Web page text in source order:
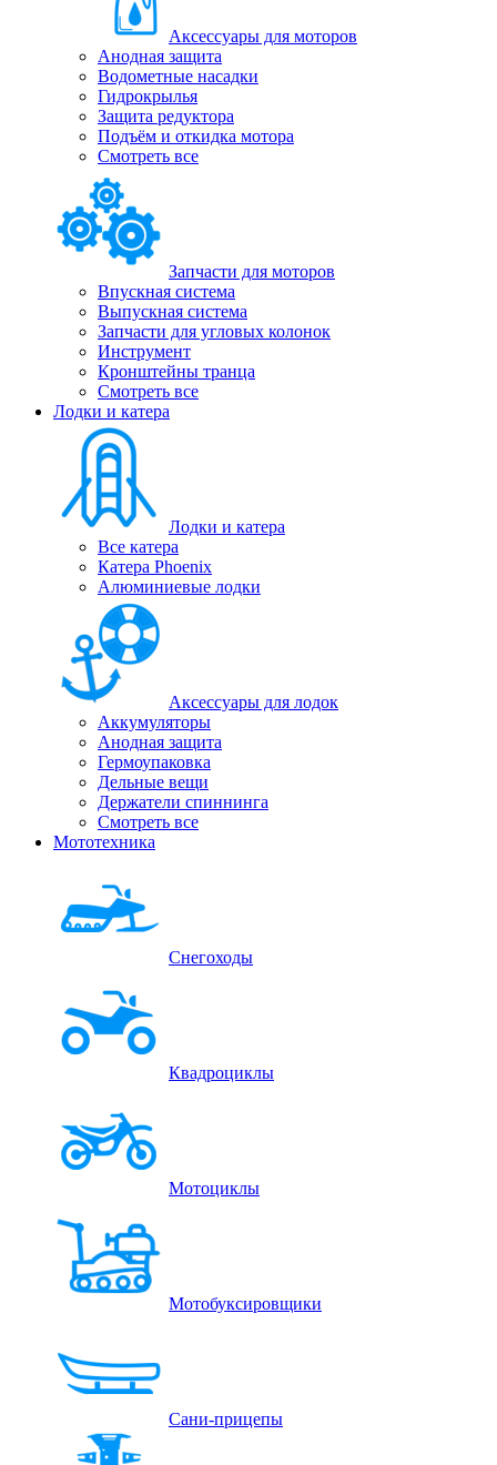
Аксессуары для моторов
Анодная защита
Водометные насадки
Гидрокрылья
Защита редуктора
Подъём и откидка мотора
Смотреть все
Запчасти для моторов
Впускная система
Выпускная система
Запчасти для угловых колонок
Инструмент
Кронштейны транца
Смотреть все
Лодки и катера
Лодки и катера
Все катера
Катера Phoenix
Алюминиевые лодки
Аксессуары для лодок
Аккумуляторы
Анодная защита
Гермоупаковка
Дельные вещи
Держатели спиннинга
Смотреть все
Мототехника
Снегоходы
Квадроциклы
Мотоциклы
Мотобуксировщики
Сани-прицепы